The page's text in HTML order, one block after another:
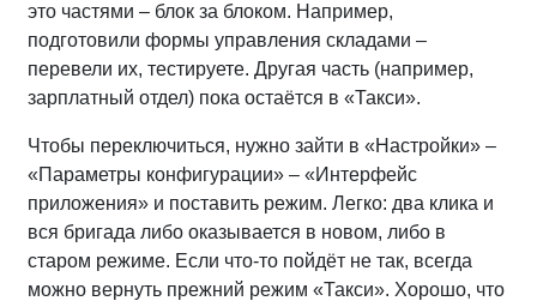
это частями – блок за блоком. Например,
подготовили формы управления складами –
перевели их, тестируете. Другая часть (например,
зарплатный отдел) пока остаётся в «Такси».
Чтобы переключиться, нужно зайти в «Настройки» –
«Параметры конфигурации» – «Интерфейс
приложения» и поставить режим. Легко: два клика и
вся бригада либо оказывается в новом, либо в
старом режиме. Если что-то пойдёт не так, всегда
можно вернуть прежний режим «Такси». Хорошо, что